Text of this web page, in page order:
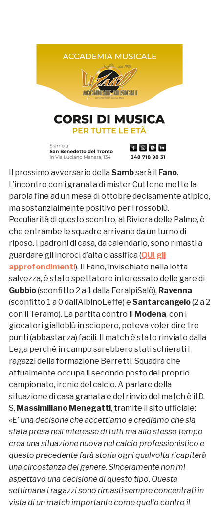
Il prossimo avversario della Sambsarà il Fano.
L’incontro con i granata di mister Cuttone mette la
parola fine ad un mese di ottobre decisamente atipico,
ma sostanzialmente positivo per i rossoblù.
Peculiarità di questo scontro, al Riviera delle Palme, è
che entrambe le squadre arrivano da un turno di
riposo. I padroni di casa, da calendario, sono rimasti a
guardare gli incroci d’alta classifica (QUI gli
approfondimenti). Il Fano, invischiato nella lotta
salvezza, è stato spettatore interessato delle gare di
Gubbio(sconfitto 2 a 1 dalla FeralpiSalò), Ravenna
(sconfitto 1 a 0 dall’AlbinoLeffe) e Santarcangelo(2 a 2
con il Teramo). La partita contro il Modena, con i
giocatori gialloblù in sciopero, poteva voler dire tre
punti (abbastanza) facili. Il match è stato rinviato dalla
Lega perché in campo sarebbero stati schierati i
ragazzi della formazione Berretti. Squadra che
attualmente occupa il secondo posto del proprio
campionato, ironie del calcio. A parlare della
situazione di casa granata e del rinvio del match è il D.
S. Massimiliano Menegatti, tramite il sito ufficiale:
«E’ una decisone che accettiamo e crediamo che sia
stata presa nell’interesse di tutti ma allo stesso tempo
crea una situazione nuova nel calcio professionistico e
questo precedente farà storia ogni qualvolta ricapiterà
una circostanza del genere. Sinceramente non mi
aspettavo una decisione di questo tipo. Questa
settimana i ragazzi sono rimasti sempre concentrati in
vista di un match importante come quello contro il